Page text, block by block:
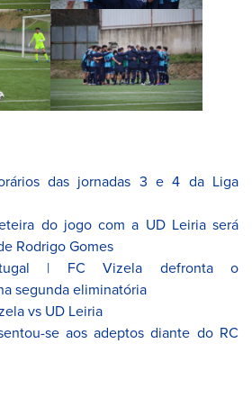
das jornadas 3 e 4 da Liga
do jogo com a UD Leiria será
Rodrigo Gomes
| FC Vizela defronta o
segunda eliminatória
vs UD Leiria
se aos adeptos diante do RC